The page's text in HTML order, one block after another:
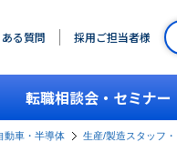
ある質問 採用ご担当者様
転職相談会・セミナー
動車・半導体 生産/製造スタッフ